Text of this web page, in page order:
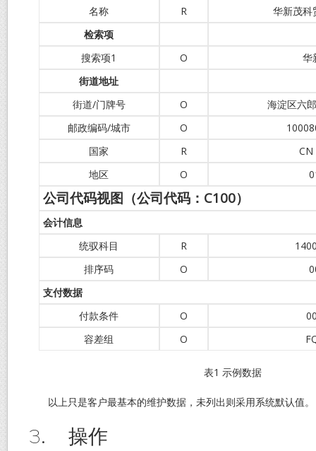
名称
R
华新茂科
检索项
搜索项1
O
华
街道地址
街道/门牌号
O
海淀区六
邮政编码/城市
O
国家
R
CN
地区
O
公司代码视图（公司代码： C100）
会计信息
统驭科目
R
排序码
O
支付数据
付款条件
O
容差组
O
表1 示例数据
以上只是客户最基本的维护数据，未列出则采用系统默认值。
3. 操作